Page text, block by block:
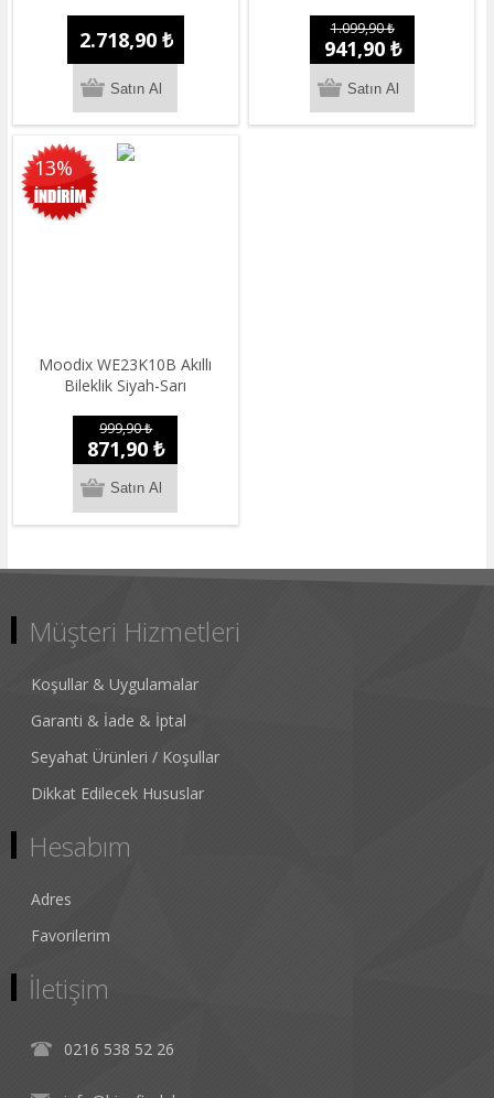
2.718,90 ₺ 1.099,90 ₺
941,90 ₺
13%
Moodix WE23K10B Akıllı
Bileklik Siyah-Sarı
999,90 ₺
871,90 ₺
Müşteri Hizmetleri
Koşullar & Uygulamalar
Garanti & İade & İptal
Seyahat Ürünleri / Koşullar
Dikkat Edilecek Hususlar
Hesabım
Adres
Favorilerim
İletişim
0216 538 52 26